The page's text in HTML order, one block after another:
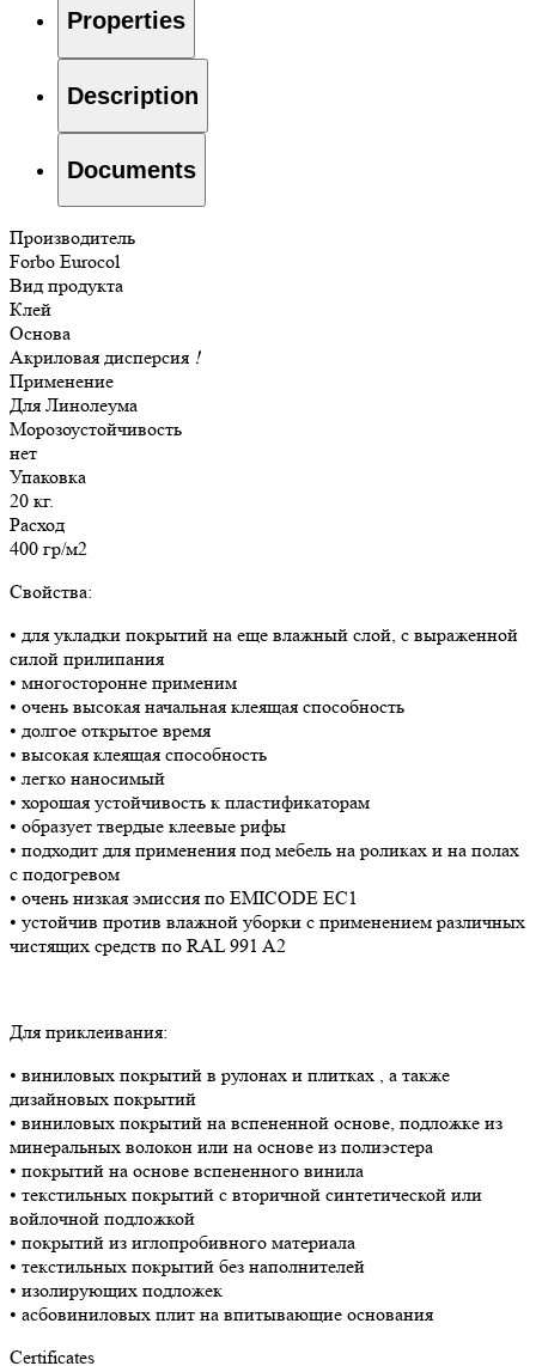
Properties
Description
Documents
Производитель
Forbo Eurocol
Вид продукта
Клей
Основа
Акриловая дисперсия !
Применение
Для Линолеума
Морозоустойчивость
нет
Упаковка
20 кг.
Расход
400 гр/м2
Свойства:
• для укладки покрытий на еще влажный слой, с выраженной
силой прилипания
• многосторонне применим
• очень высокая начальная клеящая способность
• долгое открытое время
• высокая клеящая способность
• легко наносимый
• хорошая устойчивость к пластификаторам
• образует твердые клеевые рифы
• подходит для применения под мебель на роликах и на полах
с подогревом
• очень низкая эмиссия по EMICODE EC1
• устойчив против влажной уборки с применением различных
чистящих средств по RAL 991 A2
Для приклеивания:
• виниловых покрытий в рулонах и плитках , а также
дизайновых покрытий
• виниловых покрытий на вспененной основе, подложке из
минеральных волокон или на основе из полиэстера
• покрытий на основе вспененного винила
• текстильных покрытий с вторичной синтетической или
войлочной подложкой
• покрытий из иглопробивного материала
• текстильных покрытий без наполнителей
• изолирующих подложек
• асбовиниловых плит на впитывающие основания
Certificates